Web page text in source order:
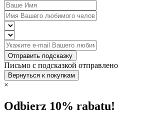
Отправить подсказку
Письмо с подсказкой отправлено
Вернуться к покупкам
×
Odbierz 10% rabatu!